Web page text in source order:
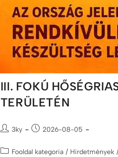
III. FOKÚ
TERÜLETÉN
3ky 2026-08-05
Fooldal kategoria / Hirdetmények /